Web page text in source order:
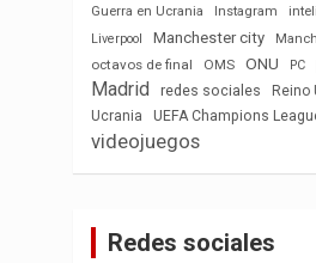
Guerra en Ucrania Instagram
Liverpool Manchester city
octavos de final OMS ONU PC
Madrid
redes sociales Reino
Ucrania
UEFA Champions
videojuegos
Redes sociales